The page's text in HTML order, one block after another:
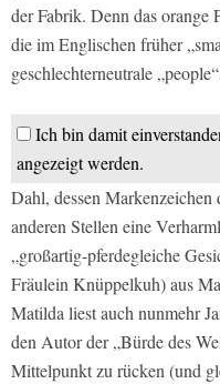
der Fabrik. Denn das orange
die im Englischen früher
geschlechterneutrale
Ich bin damit
angezeigt werden.
Dahl, dessen
anderen Stellen eine
„großartig-pferdegleiche
Fräulein Knüppelkuh) aus
Matilda liest auch nunmehr
den Autor der „Bürde des
Mittelpunkt zu rücken (und